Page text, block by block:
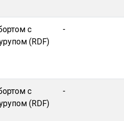
с
(RDF)
-
с
(RDF)
-